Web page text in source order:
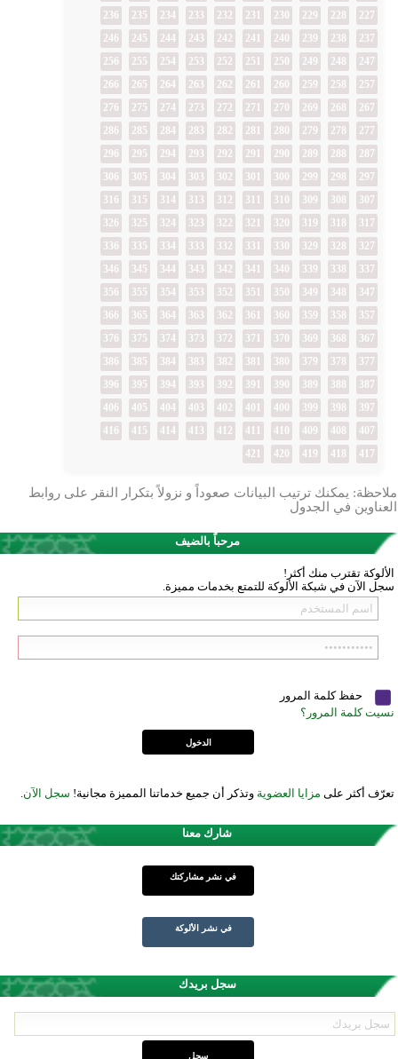
227
228
229
230
231
232
233
234
235
236
237
238
239
240
241
242
243
244
245
246
247
248
249
250
251
252
253
254
255
256
257
258
259
260
261
262
263
264
265
266
267
268
269
270
271
272
273
274
275
276
277
278
279
280
281
282
283
284
285
286
287
288
289
290
291
292
293
294
295
296
297
298
299
300
301
302
303
304
305
306
307
308
309
310
311
312
313
314
315
316
317
318
319
320
321
322
323
324
325
326
327
328
329
330
331
332
333
334
335
336
337
338
339
340
341
342
343
344
345
346
347
348
349
350
351
352
353
354
355
356
357
358
359
360
361
362
363
364
365
366
367
368
369
370
371
372
373
374
375
376
377
378
379
380
381
382
383
384
385
386
387
388
389
390
391
392
393
394
395
396
397
398
399
400
401
402
403
404
405
406
407
408
409
410
411
412
413
414
415
416
417
418
419
420
421
ملاحظة: يمكنك ترتيب البيانات صعوداً و نزولاً بتكرار النقر على روابط
العناوين في الجدول
مرحباً بالضيف
الألوكة تقترب منك أكثر!
سجل الآن في شبكة الألوكة للتمتع بخدمات مميزة.
حفظ كلمة المرور
نسيت كلمة المرور؟
تعرّف أكثر على مزايا العضوية وتذكر أن جميع خدماتنا المميزة مجانية! سجل الآن.
شارك معنا
في نشر مشاركتك
في نشر الألوكة
سجل بريدك